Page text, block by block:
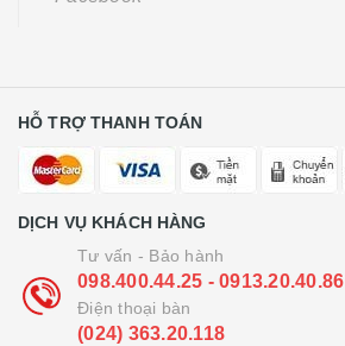
HỖ TRỢ THANH TOÁN
DỊCH VỤ KHÁCH HÀNG
Tư vấn - Bảo hành
098.400.44.25 - 0913.20.40.86
Điện thoại bàn
(024) 363.20.118